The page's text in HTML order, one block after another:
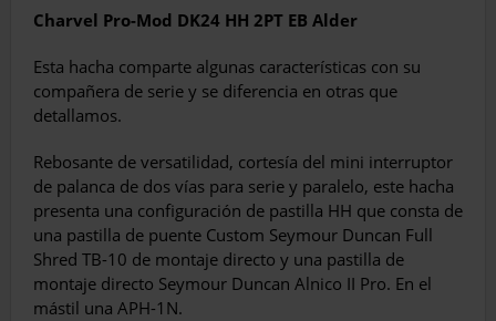
Charvel Pro-Mod DK24 HH 2PT EB Alder
Esta hacha comparte algunas características con su
compañera de serie y se diferencia en otras que
detallamos.
Rebosante de versatilidad, cortesía del mini interruptor
de palanca de dos vías para serie y paralelo, este hacha
presenta una configuración de pastilla HH que consta de
una pastilla de puente Custom Seymour Duncan Full
Shred TB-10 de montaje directo y una pastilla de
montaje directo Seymour Duncan Alnico II Pro. En el
mástil una APH-1N.